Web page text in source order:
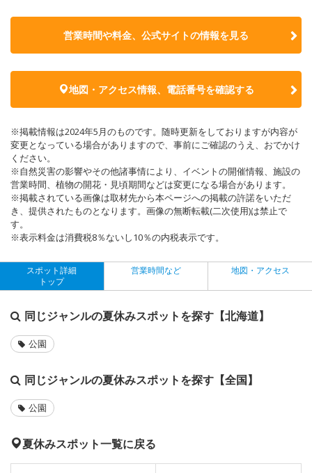
営業時間や料金、公式サイトの情報を見る
地図・アクセス情報、電話番号を確認する
※掲載情報は2024年5月のものです。随時更新をしておりますが内容が
変更となっている場合がありますので、事前にご確認のうえ、おでかけ
ください。
※自然災害の影響やその他諸事情により、イベントの開催情報、施設の
営業時間、植物の開花・見頃期間などは変更になる場合があります。
※掲載されている画像は取材先から本ページへの掲載の許諾をいただ
き、提供されたものとなります。画像の無断転載(二次使用)は禁止で
す。
※表示料金は消費税8％ないし10％の内税表示です。
スポット詳細
トップ
営業時間など 地図・アクセス
同じジャンルの夏休みスポットを探す【北海道】
公園
同じジャンルの夏休みスポットを探す【全国】
公園
夏休みスポット一覧に戻る